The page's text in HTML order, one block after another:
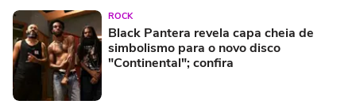
ROCK
Black Pantera revela capa cheia de
simbolismo para o novo disco
"Continental"; confira